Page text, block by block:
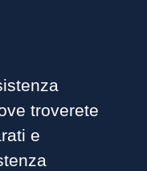
troverete
e